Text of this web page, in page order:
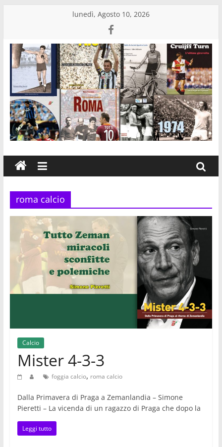
lunedì, Agosto 10, 2026
Edizioni
Eraclea
Casa
editrice
di
libri
sportivi
roma calcio
Calcio
Mister 4-3-3
foggia calcio, roma calcio
Dalla Primavera di Praga a Zemanlandia – Simone
Pieretti – La vicenda di un ragazzo di Praga che dopo la
Leggi tutto